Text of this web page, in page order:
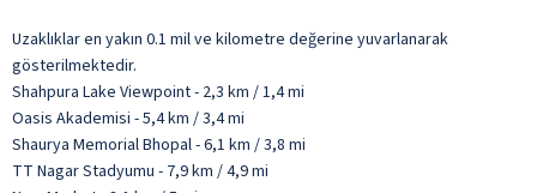
Uzaklıklar en yakın 0.1 mil ve kilometre değerine yuvarlanarak
gösterilmektedir.
Shahpura Lake Viewpoint - 2,3 km / 1,4 mi
Oasis Akademisi - 5,4 km / 3,4 mi
Shaurya Memorial Bhopal - 6,1 km / 3,8 mi
TT Nagar Stadyumu - 7,9 km / 4,9 mi